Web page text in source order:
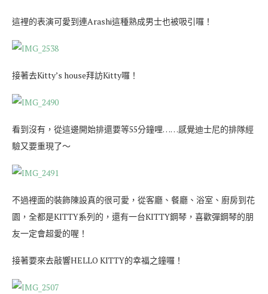
這裡的表演可愛到連Arashi這種熟成男士也被吸引囉！
接著去Kitty’s house拜訪Kitty囉！
看到沒有，從這邊開始排還要等55分鐘哩……感覺迪士尼的排隊經
驗又要重現了～
不過裡面的裝飾陳設真的很可愛，從客廳、餐廳、浴室、廚房到花
園，全都是KITTY系列的，還有一台KITTY鋼琴，喜歡彈鋼琴的朋
友一定會超愛的喔！
接著要來去敲響HELLO KITTY的幸福之鐘囉！